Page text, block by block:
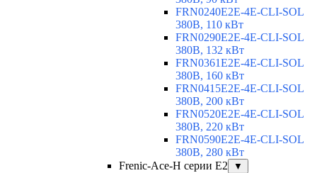
FRN0240E2E-4E-CLI-SOL
380В, 110 кВт
FRN0290E2E-4E-CLI-SOL
380В, 132 кВт
FRN0361E2E-4E-CLI-SOL
380В, 160 кВт
FRN0415E2E-4E-CLI-SOL
380В, 200 кВт
FRN0520E2E-4E-CLI-SOL
380В, 220 кВт
FRN0590E2E-4E-CLI-SOL
380В, 280 кВт
Frenic-Ace-H серии E2
▼